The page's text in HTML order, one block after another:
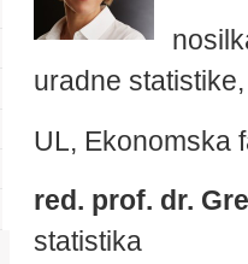
uradne
UL, Ekonomska
red. prof. dr.
statistika